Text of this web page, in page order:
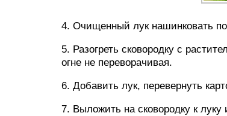
4. Очищенный лук нашинковать
5. Разогреть сковородку с
огне не переворачивая.
6. Добавить лук, перевернуть
7. Выложить на сковородку к